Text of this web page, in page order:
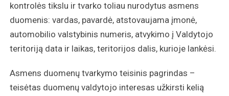
kontrolės tikslu ir tvarko toliau nurodytus asmens
duomenis: vardas, pavardė, atstovaujama įmonė,
automobilio valstybinis numeris, atvykimo į Valdytojo
teritoriją data ir laikas, teritorijos dalis, kurioje lankėsi.
Asmens duomenų tvarkymo teisinis pagrindas –
teisėtas duomenų valdytojo interesas užkirsti kelią